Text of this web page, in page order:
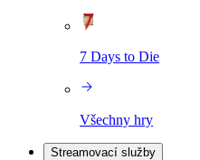
7 Days to Die
Všechny hry
Streamovací služby